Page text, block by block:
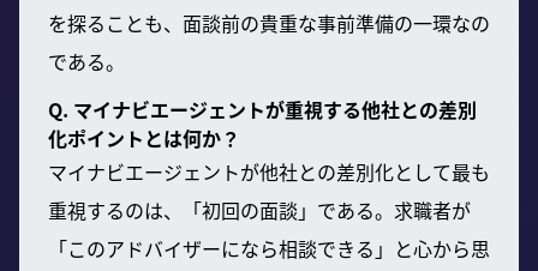
を探ることも、面談前の貴重な事前準備の一環なの
である。
Q. マイナビエージェントが重視する他社との差別
化ポイントとは何か？
マイナビエージェントが他社との差別化として最も
重視するのは、「初回の面談」である。求職者が
「このアドバイザーになら相談できる」と心から思